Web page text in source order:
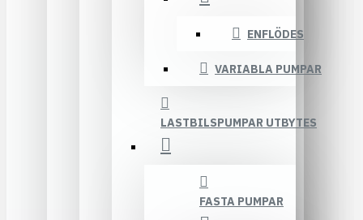
ENFLÖDES
VARIABLA PUMPAR
LASTBILSPUMPAR UTBYTES
FASTA PUMPAR